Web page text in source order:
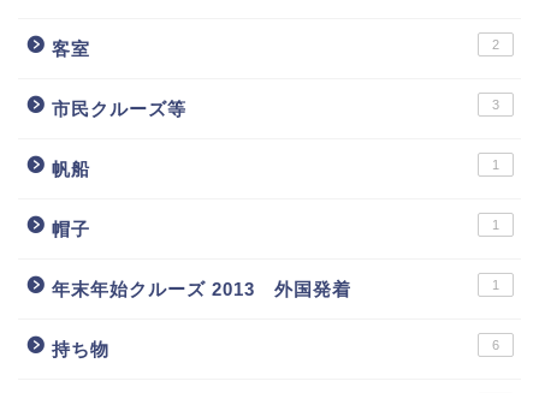
客室 2
市民クルーズ等 3
帆船 1
帽子 1
年末年始クルーズ 2013 外国発着 1
持ち物 6